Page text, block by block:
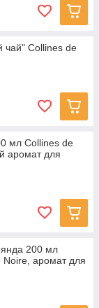
чай" Collines de
мл Collines de
аромат для
200 мл
Noire, аромат для